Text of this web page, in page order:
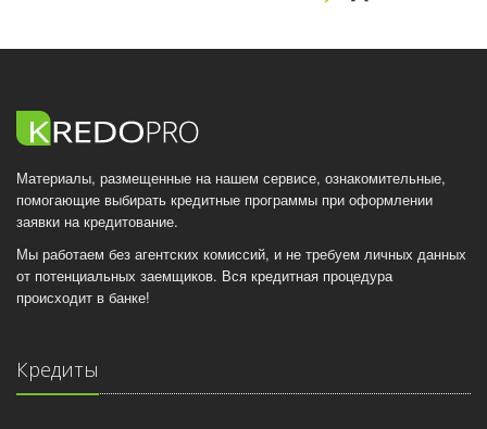
Материалы, размещенные на нашем сервисе, ознакомительные,
помогающие выбирать кредитные программы при оформлении
заявки на кредитование.
Мы работаем без агентских комиссий, и не требуем личных данных
от потенциальных заемщиков. Вся кредитная процедура
происходит в банке!
Кредиты